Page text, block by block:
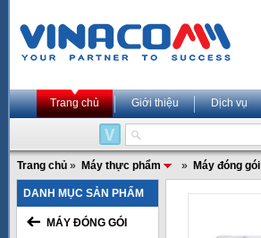
Trang chủ Giới thiệu Dịch vụ
Trang chủ » Máy thực phẩm » Máy đóng gói
DANH MỤC SẢN PHẨM
MÁY ĐÓNG GÓI